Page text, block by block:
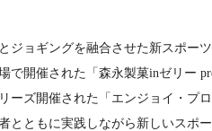
ジョギングを融合させた新スポー
で開催された「森永製菓inゼリー
ーズ開催された「エンジョイ・プ
とともに実践しながら新しいスポ